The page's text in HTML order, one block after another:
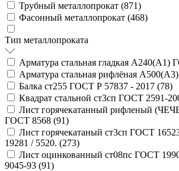
Трубный металлопрокат (871)
Фасонный металлопрокат (468)
Тип металлопроката
Арматура стальная гладкая А240(А1)
Арматура стальная рифлёная
Балка ст255 ГОСТ Р 57837 - 2017 (78)
Квадрат стальной ст3сп ГОСТ 2591-
Лист горячекатанный рифленый
ГОСТ 8568 (91)
Лист горячекатаный ст3сп ГОСТ
19281 / 5520. (273)
Лист оцинкованный ст08пс ГОСТ
9045-93 (91)